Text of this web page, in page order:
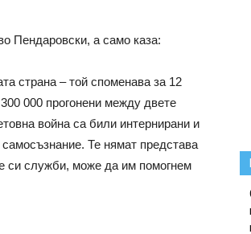
Пендаровски, а само каза:
страна – той споменава за 12
000 прогонени между двете
война са били интернирани и
Те нямат представа
си служби, може да им помогнем